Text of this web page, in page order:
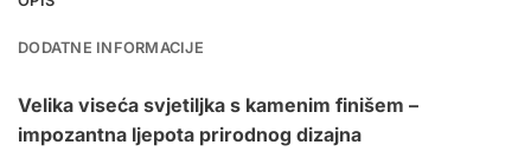
DODATNE INFORMACIJE
Velika viseća svjetiljka s kamenim finišem –
impozantna ljepota prirodnog dizajna